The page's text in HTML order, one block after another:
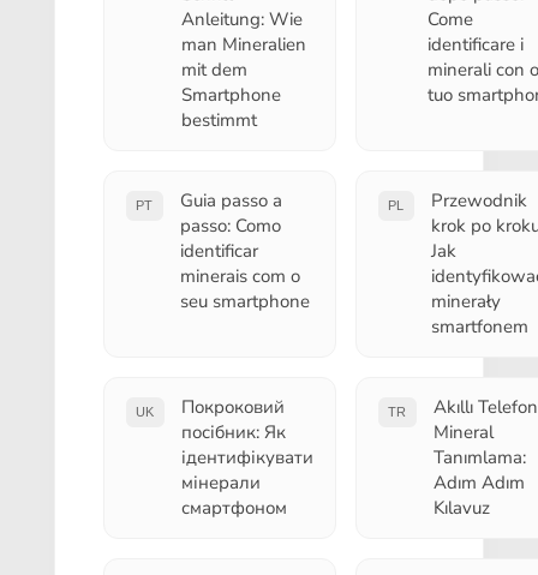
Anleitung: Wie
man Mineralien
mit dem
Smartphone
bestimmt
Come
identificare i
minerali con o
tuo
PT
Guia passo a
passo: Como
identificar
minerais com o
seu smartphone
PL
Przewodnik
krok po
Jak
minerały
smartfonem
UK
Покроковий
посібник: Як
ідентифікувати
мінерали
смартфоном
TR
Akıllı
Mineral
Tanımlama:
Adım Adım
Kılavuz